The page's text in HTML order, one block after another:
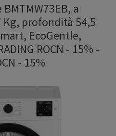
a
profondità 54,5
EcoGentle,
ROCN - 15% -
- 15%